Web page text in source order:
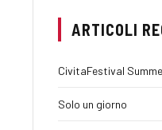
ARTICOLI
CivitaFestival
Solo un giorno